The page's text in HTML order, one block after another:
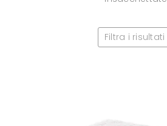
Filtra i risultati